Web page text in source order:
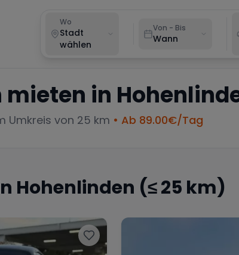
Wo
Stadt
wählen
Von - Bis
Wann
mieten in
Umkreis von 25 km • Ab 89.00€/Tag
Hohenlinden (≤ 25 km)